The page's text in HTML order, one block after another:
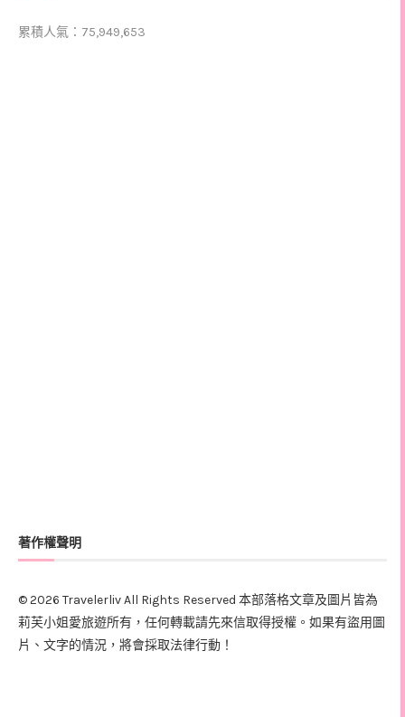
累積人氣：75,949,653
著作權聲明
© 2026 Travelerliv All Rights Reserved 本部落格文章及圖片皆為
莉芙小姐愛旅遊所有，任何轉載請先來信取得授權。如果有盜用圖
片、文字的情況，將會採取法律行動！